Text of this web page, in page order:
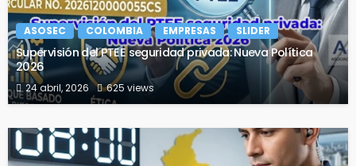
ASOSEC COLOMBIA EMPRESAS SLIDER
Supervisión del PTEE seguridad privada: Nueva Política
2026
24 abril, 2026 625 views